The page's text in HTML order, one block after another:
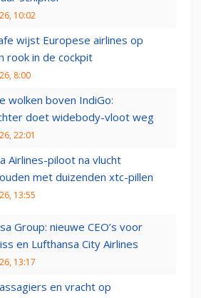
10:02
wijst Europese airlines op
rook in de cockpit
8:00
wolken boven IndiGo:
doet widebody-vloot weg
22:01
Airlines-piloot na vlucht
met duizenden xtc-pillen
13:55
Group: nieuwe CEO’s voor
en Lufthansa City Airlines
13:17
en vracht op